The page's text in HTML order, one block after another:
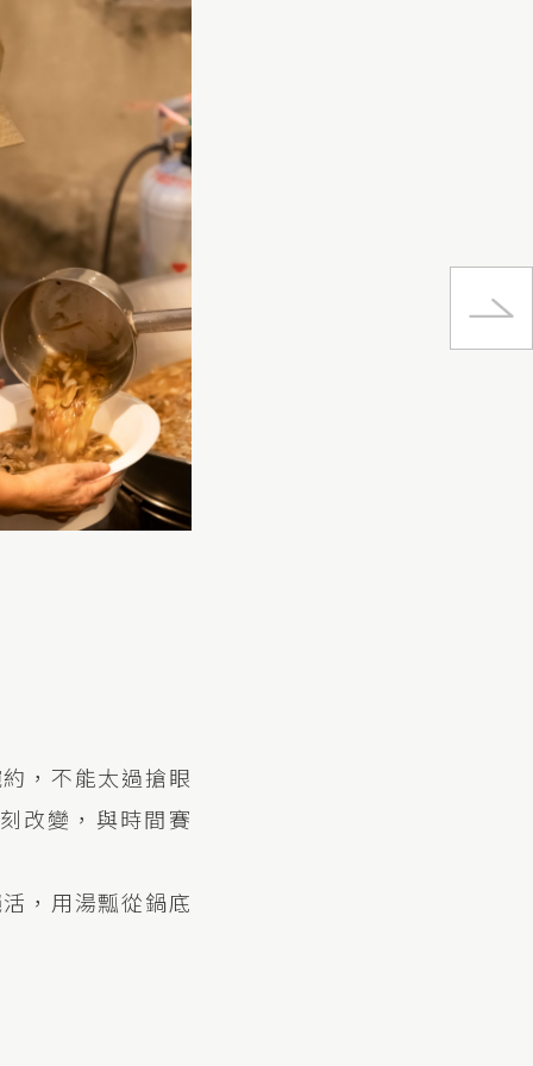
，不能太過搶眼
改變，與時間賽
，用湯瓢從鍋底
台灣
呂文